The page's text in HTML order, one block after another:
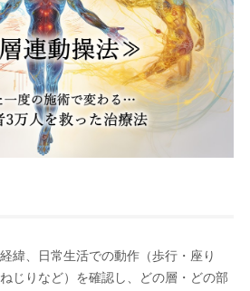
緯、日常生活での動作（歩行・座り
じりなど）を確認し、どの層・どの部